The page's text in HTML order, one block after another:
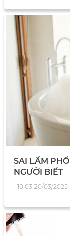
SAI LẦM
NGƯỜI BIẾT
10:03 20/03/2025